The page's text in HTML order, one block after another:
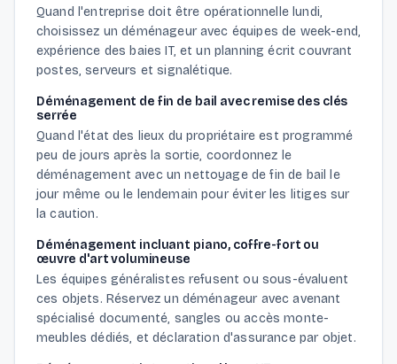
Quand l'entreprise doit être opérationnelle lundi,
choisissez un déménageur avec équipes de week-end,
expérience des baies IT, et un planning écrit couvrant
postes, serveurs et signalétique.
Déménagement de fin de bail avec remise des clés
serrée
Quand l'état des lieux du propriétaire est programmé
peu de jours après la sortie, coordonnez le
déménagement avec un nettoyage de fin de bail le
jour même ou le lendemain pour éviter les litiges sur
la caution.
Déménagement incluant piano, coffre-fort ou
œuvre d'art volumineuse
Les équipes généralistes refusent ou sous-évaluent
ces objets. Réservez un déménageur avec avenant
spécialisé documenté, sangles ou accès monte-
meubles dédiés, et déclaration d'assurance par objet.